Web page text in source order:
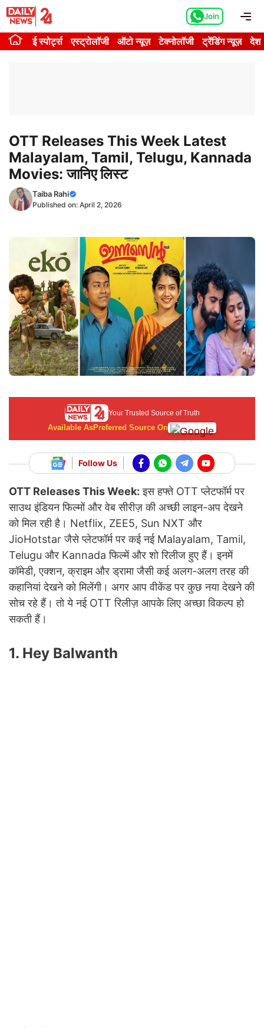
Skip
content
Join
ई स्पोर्ट्स एस्ट्रोलॉजी ऑटो न्यूज़ टेक्नोलॉजी ट्रेंडिंग न्यूज़ देश
OTT Releases This Week Latest
Malayalam, Tamil, Telugu, Kannada
Movies: जानिए लिस्ट
Taiba Rahi
Published on: April 2, 2026
Your Trusted Source of Truth
Available AsPreferred Source On
Follow Us
OTT Releases This Week: इस हफ्ते OTT प्लेटफॉर्म पर
साउथ इंडियन फिल्मों और वेब सीरीज़ की अच्छी लाइन-अप देखने
को मिल रही है। Netflix, ZEE5, Sun NXT और
JioHotstar जैसे प्लेटफॉर्म पर कई नई Malayalam, Tamil,
Telugu और Kannada फिल्में और शो रिलीज हुए हैं। इनमें
कॉमेडी, एक्शन, क्राइम और ड्रामा जैसी कई अलग-अलग तरह की
कहानियां देखने को मिलेंगी। अगर आप वीकेंड पर कुछ नया देखने की
सोच रहे हैं। तो ये नई OTT रिलीज़ आपके लिए अच्छा विकल्प हो
सकती हैं।
1. Hey Balwanth